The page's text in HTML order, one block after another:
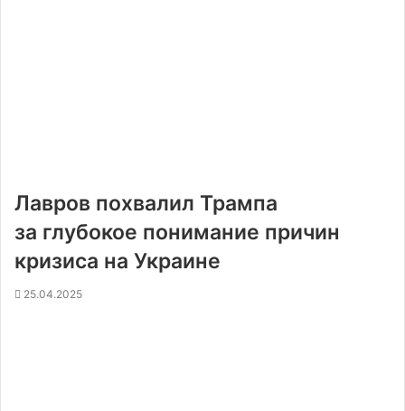
Лавров похвалил Трампа
за глубокое понимание причин
кризиса на Украине
25.04.2025